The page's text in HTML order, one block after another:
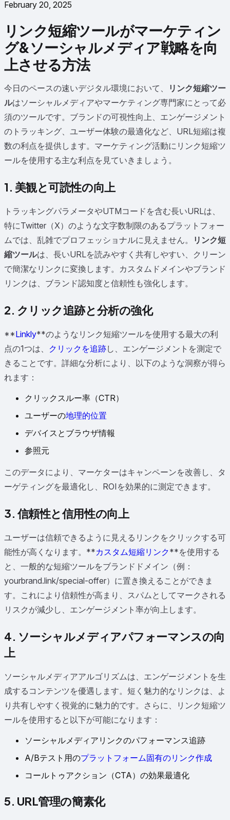
February 20, 2025
リンク短縮ツールがマーケティン
グ&ソーシャルメディア戦略を向
上させる方法
今日のペースの速いデジタル環境において、
リンク短縮ツー
ルはソーシャルメディアやマーケティング専門家にとって必
須のツールです。ブランドの可視性向上、エンゲージメント
のトラッキング、ユーザー体験の最適化など、URL短縮は複
数の利点を提供します。マーケティング活動にリンク短縮ツ
ールを使用する主な利点を見ていきましょう。
1. 美観と可読性の向上
トラッキングパラメータやUTMコードを含む長いURLは、
特にTwitter（X）のような文字数制限のあるプラットフォー
ムでは、乱雑でプロフェッショナルに見えません。
リンク短
縮ツールは、長いURLを読みやすく共有しやすい、クリーン
で簡潔なリンクに変換します。カスタムドメインやブランド
リンクは、ブランド認知度と信頼性も強化します。
2. クリック追跡と分析の強化
**Linkly**のようなリンク短縮ツールを使用する最大の利
点の1つは、 クリックを追跡し、エンゲージメントを測定で
きることです。詳細な分析により、以下のような洞察が得ら
れます：
クリックスルー率（CTR）
ユーザーの地理的位置
デバイスとブラウザ情報
参照元
このデータにより、マーケターはキャンペーンを改善し、タ
ーゲティングを最適化し、ROIを効果的に測定できます。
3. 信頼性と信用性の向上
ユーザーは信頼できるように見えるリンクをクリックする可
能性が高くなります。**カスタム短縮リンク**を使用する
と、一般的な短縮ツールをブランドドメイン（例：
yourbrand.link/special-offer）に置き換えることができま
す。これにより信頼性が高まり、スパムとしてマークされる
リスクが減少し、エンゲージメント率が向上します。
4. ソーシャルメディアパフォーマンスの向
上
ソーシャルメディアアルゴリズムは、エンゲージメントを生
成するコンテンツを優遇します。短く魅力的なリンクは、よ
り共有しやすく視覚的に魅力的です。さらに、リンク短縮ツ
ールを使用すると以下が可能になります：
ソーシャルメディアリンクのパフォーマンス追跡
A/Bテスト用のプラットフォーム固有のリンク作成
コールトゥアクション（CTA）の効果最適化
5. URL管理の簡素化